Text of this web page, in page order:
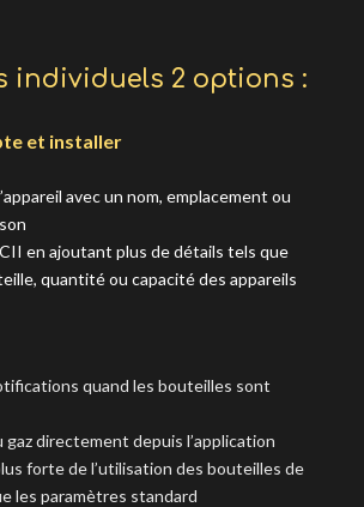
individuels 2 options :
et installer
avec un nom, emplacement ou
en ajoutant plus de détails tels que
quantité ou capacité des appareils
quand les bouteilles sont
gaz directement depuis l’application
forte de l’utilisation des bouteilles de
les paramètres standard